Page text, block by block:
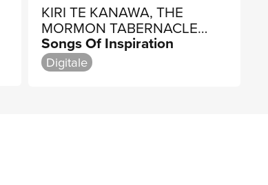
KIRI TE KANAWA, THE
MORMON TABERNACLE
CHOIR, UTAH SYMPHONY
ORCHESTRA
Songs Of Inspiration
Digitale